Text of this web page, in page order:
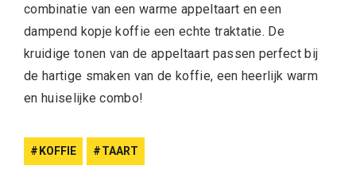
combinatie van een warme appeltaart en een
dampend kopje koffie een echte traktatie. De
kruidige tonen van de appeltaart passen perfect bij
de hartige smaken van de koffie, een heerlijk warm
en huiselijke combo!
KOFFIE TAART